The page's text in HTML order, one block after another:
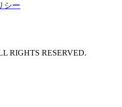
シー
RIGHTS RESERVED.